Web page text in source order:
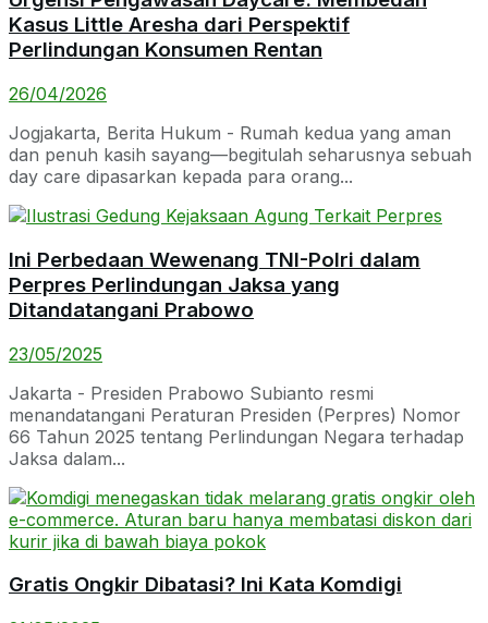
Kasus Little Aresha dari Perspektif
Perlindungan Konsumen Rentan
26/04/2026
Jogjakarta, Berita Hukum - Rumah kedua yang aman
dan penuh kasih sayang—begitulah seharusnya sebuah
day care dipasarkan kepada para orang...
Ini Perbedaan Wewenang TNI-Polri dalam
Perpres Perlindungan Jaksa yang
Ditandatangani Prabowo
23/05/2025
Jakarta - Presiden Prabowo Subianto resmi
menandatangani Peraturan Presiden (Perpres) Nomor
66 Tahun 2025 tentang Perlindungan Negara terhadap
Jaksa dalam...
Gratis Ongkir Dibatasi? Ini Kata Komdigi